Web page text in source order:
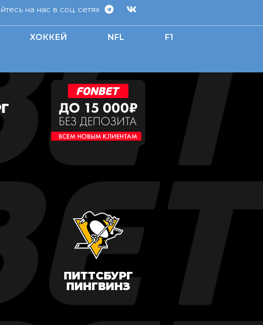
на нас в соц. сетях
ХОККЕЙ NFL F1
ПИТТСБУРГ
ПИНГВИНЗ